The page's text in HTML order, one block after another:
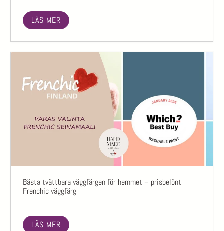
LÄS MER
Bästa tvättbara väggfärgen för hemmet – prisbelönt
Frenchic väggfärg
LÄS MER